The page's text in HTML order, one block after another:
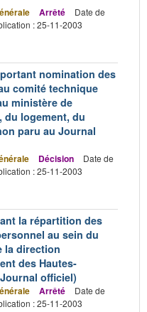
Arrêté
Date de
: 25-11-2003
nomination des
comité technique
ministère de
du logement, du
paru au Journal
Décision
Date de
: 25-11-2003
la répartition des
au sein du
la direction
des Hautes-
officiel)
Arrêté
Date de
: 25-11-2003